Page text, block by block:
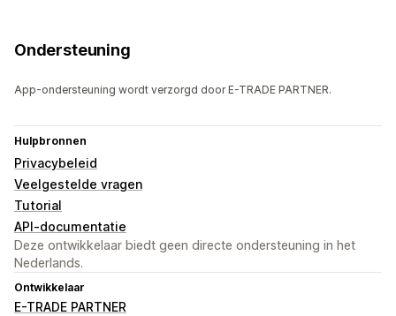
Ondersteuning
App-ondersteuning wordt verzorgd door E-TRADE PARTNER.
Hulpbronnen
Privacybeleid
Veelgestelde vragen
Tutorial
API-documentatie
Deze ontwikkelaar biedt geen directe ondersteuning in het
Nederlands.
Ontwikkelaar
E-TRADE PARTNER